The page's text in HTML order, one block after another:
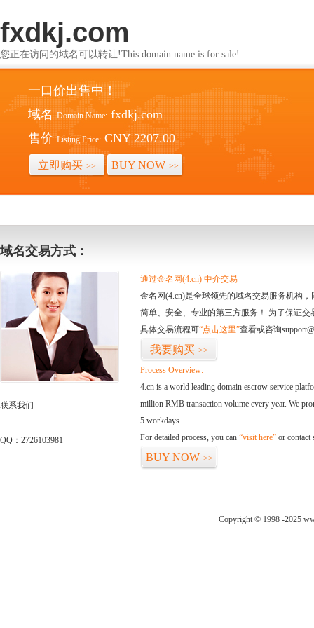
fxdkj.com
您正在访问的域名可以转让!This domain name is for sale!
一口价出售中！
域名 Domain Name: fxdkj.com
售价 Listing Price: CNY 2207.00
立即购买 >> BUY NOW >>
域名交易方式：
联系我们
QQ：2726103981
通过金名网(4.cn) 中介交易
金名网(4.cn)是全球领先的域名交易服务机构
简单、安全、专业的第三方服务！ 为了保证
具体交易流程可“点击这里”查看或咨询
我要购买 >>
Process Overview:
4.cn is a world leading domain escrow service
million RMB transaction volume every year. We
5 workdays.
For detailed process, you can “visit here” or contact
BUY NOW >>
Copyright © 1998 -2025